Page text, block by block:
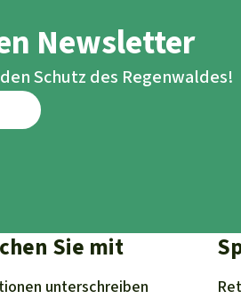
Newsletter
Schutz des Regenwaldes!
Sie mit
unterschreiben